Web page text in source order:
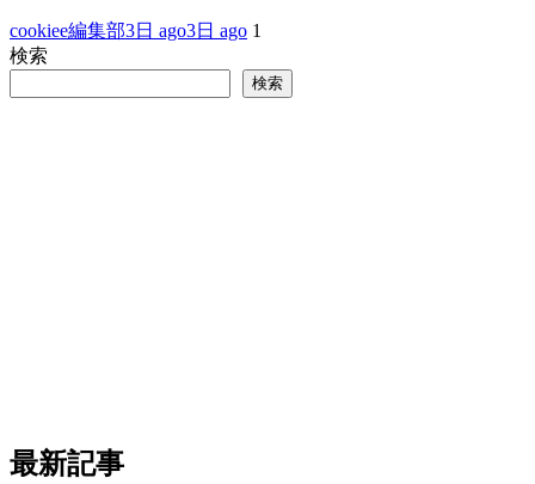
cookiee編集部3日 ago3日 ago 1
検索
検索
最新記事